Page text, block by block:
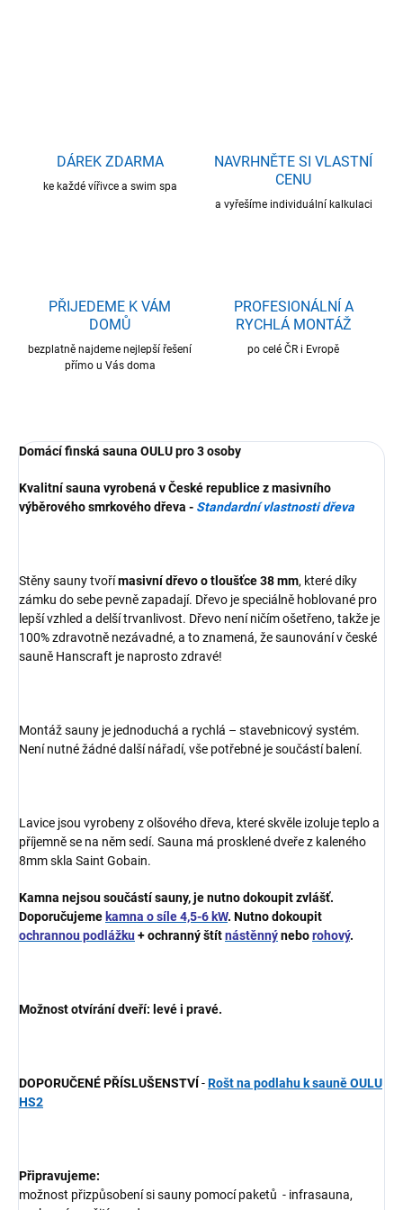
DÁREK ZDARMA
ke každé vířivce a swim spa
NAVRHNĚTE SI VLASTNÍ
CENU
a vyřešíme individuální kalkulaci
PŘIJEDEME K VÁM
DOMŮ
bezplatně najdeme nejlepší řešení
přímo u Vás doma
PROFESIONÁLNÍ A
RYCHLÁ MONTÁŽ
po celé ČR i Evropě
Domácí finská sauna OULU pro 3 osoby
Kvalitní sauna vyrobená v České republice z masivního
výběrového smrkového dřeva - Standardní vlastnosti dřeva
Stěny sauny tvořímasivní dřevo o tloušťce 38 mm, které díky
zámku do sebe pevně zapadají. Dřevo je speciálně hoblované pro
lepší vzhled a delší trvanlivost. Dřevo není ničím ošetřeno, takže je
100% zdravotně nezávadné, a to znamená, že saunování v české
sauně Hanscraft je naprosto zdravé!
Montáž sauny je jednoduchá a rychlá – stavebnicový systém.
Není nutné žádné další nářadí, vše potřebné je součástí balení.
Lavice jsou vyrobeny z olšového dřeva, které skvěle izoluje teplo a
příjemně se na něm sedí. Sauna má prosklené dveře z kaleného
8mm skla Saint Gobain.
Kamna nejsou součástí sauny, je nutno dokoupit zvlášť.
Doporučujeme kamna o síle 4,5-6 kW. Nutno dokoupit
ochrannou podlážku + ochranný štítnástěnnýneborohový.
Možnost otvírání dveří: levé i pravé.
DOPORUČENÉ PŘÍSLUŠENSTVÍ -Rošt na podlahu k sauně OULU
HS2
Připravujeme:
možnost přizpůsobení si sauny pomocí paketů - infrasauna,